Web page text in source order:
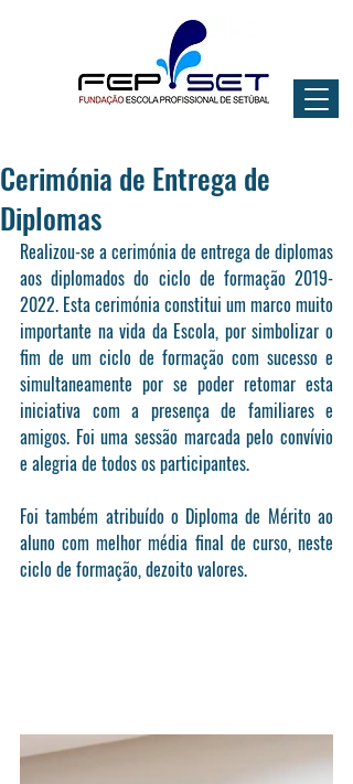
Cerimónia de Entrega de
Diplomas
Realizou-se a cerimónia de entrega de diplomas
aos diplomados do ciclo de formação 2019-
2022. Esta cerimónia constitui um marco muito
importante na vida da Escola, por simbolizar o
fim de um ciclo de formação com sucesso e
simultaneamente por se poder retomar esta
iniciativa com a presença de familiares e
amigos. Foi uma sessão marcada pelo convívio
e alegria de todos os participantes.
Foi também atribuído o Diploma de Mérito ao
aluno com melhor média final de curso, neste
ciclo de formação, dezoito valores.